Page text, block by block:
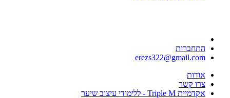
התחברות
erezs322@gmail.com
אודות
צרו קשר
אקדמיית Triple M - ללימודי עיצוב שיער